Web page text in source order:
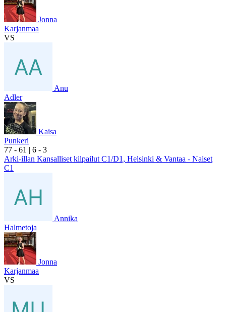
Jonna
Karjanmaa
VS
Anu
Adler
Kaisa
Punkeri
77 - 61 | 6 - 3
Arki-illan Kansalliset kilpailut C1/D1, Helsinki & Vantaa - Naiset
C1
Annika
Halmetoja
Jonna
Karjanmaa
VS